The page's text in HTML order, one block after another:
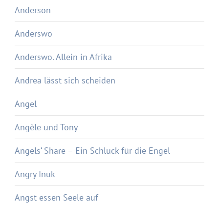
Anderson
Anderswo
Anderswo. Allein in Afrika
Andrea lässt sich scheiden
Angel
Angèle und Tony
Angels‘ Share – Ein Schluck für die Engel
Angry Inuk
Angst essen Seele auf